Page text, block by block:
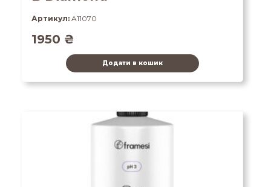
Артикул: A11070
1950 ₴
Додати в кошик